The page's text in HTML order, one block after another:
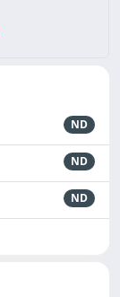
ND
ND
ND